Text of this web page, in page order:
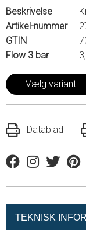
Beskrivelse
Artikel-nummer
GTIN
Flow 3 bar
Vælg variant
Datablad
FacebookInstagram
Twitter
TEKNISK